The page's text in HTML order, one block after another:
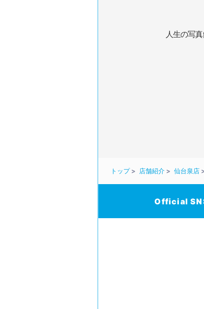
人生の写
トップ 店舗紹介 仙台泉店
Official